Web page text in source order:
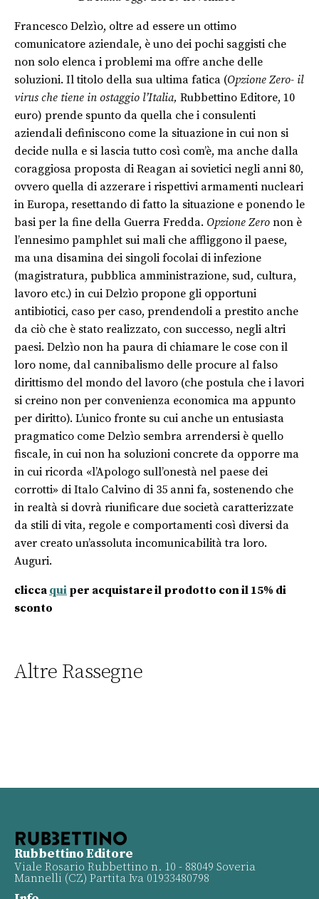
Francesco Delzìo, oltre ad essere un ottimo
comunicatore aziendale, è uno dei pochi saggisti che
non solo elenca i problemi ma offre anche delle
soluzioni. Il titolo della sua ultima fatica (Opzione Zero- il
virus che tiene in ostaggio l’Italia, Rubbettino Editore, 10
euro) prende spunto da quella che i consulenti
aziendali definiscono come la situazione in cui non si
decide nulla e si lascia tutto così com’è, ma anche dalla
coraggiosa proposta di Reagan ai sovietici negli anni 80,
ovvero quella di azzerare i rispettivi armamenti nucleari
in Europa, resettando di fatto la situazione e ponendo le
basi per la fine della Guerra Fredda. Opzione Zero non è
l’ennesimo pamphlet sui mali che affliggono il paese,
ma una disamina dei singoli focolai di infezione
(magistratura, pubblica amministrazione, sud, cultura,
lavoro etc.) in cui Delzìo propone gli opportuni
antibiotici, caso per caso, prendendoli a prestito anche
da ciò che è stato realizzato, con successo, negli altri
paesi. Delzìo non ha paura di chiamare le cose con il
loro nome, dal cannibalismo delle procure al falso
dirittismo del mondo del lavoro (che postula che i lavori
si creino non per convenienza economica ma appunto
per diritto). L’unico fronte su cui anche un entusiasta
pragmatico come Delzìo sembra arrendersi è quello
fiscale, in cui non ha soluzioni concrete da opporre ma
in cui ricorda «l’Apologo sull’onestà nel paese dei
corrotti» di Italo Calvino di 35 anni fa, sostenendo che
in realtà si dovrà riunificare due società caratterizzate
da stili di vita, regole e comportamenti così diversi da
aver creato un’assoluta incomunicabilità tra loro.
Auguri.
clicca qui per acquistare il prodotto con il 15% di
sconto
Altre Rassegne
Rubbettino Editore
Viale Rosario Rubbettino n. 10 - 88049 Soveria
Mannelli (CZ) Partita Iva 01933480798